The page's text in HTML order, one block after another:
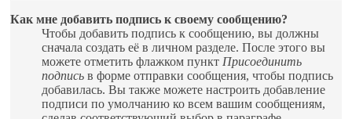
Как мне добавить подпись к своему сообщению?
Чтобы добавить подпись к сообщению, вы должны
сначала создать её в личном разделе. После этого вы
можете отметить флажком пункт Присоединить
подпись в форме отправки сообщения, чтобы подпись
добавилась. Вы также можете настроить добавление
подписи по умолчанию ко всем вашим сообщениям,